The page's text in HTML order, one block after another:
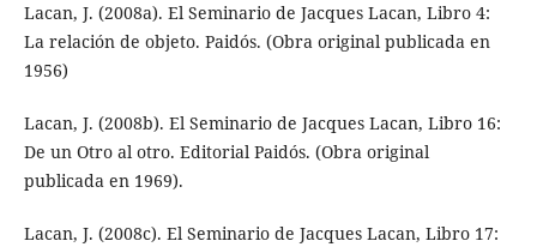
Lacan, J. (2008a). El Seminario de Jacques Lacan, Libro 4:
La relación de objeto. Paidós. (Obra original publicada en
1956)
Lacan, J. (2008b). El Seminario de Jacques Lacan, Libro 16:
De un Otro al otro. Editorial Paidós. (Obra original
publicada en 1969).
Lacan, J. (2008c). El Seminario de Jacques Lacan, Libro 17: